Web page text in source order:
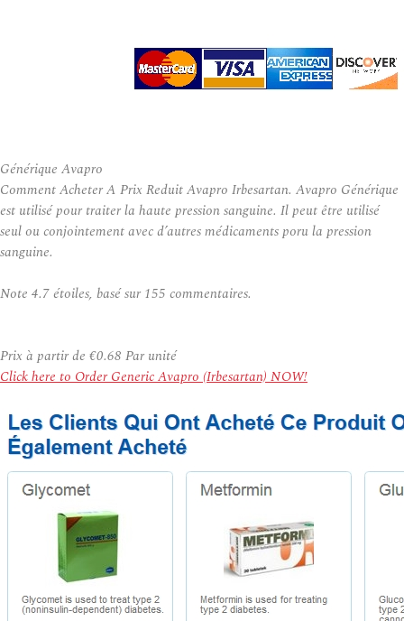
Générique Avapro
Comment Acheter A Prix Reduit Avapro Irbesartan. Avapro Générique
est utilisé pour traiter la haute pression sanguine. Il peut être utilisé
seul ou conjointement avec d’autres médicaments poru la pression
sanguine.
Note 4.7étoiles, basé sur 155 commentaires.
Prix à partir de €0.68 Par unité
Click here to Order Generic Avapro (Irbesartan) NOW!